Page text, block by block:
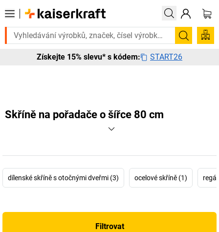
urgentně? Vybrané bestsellery doručíme do 72 hodin. Prohlédněte
Hledání
Získejte 15% slevu* s kódem: START26
Skříně na pořadače o šířce 80 cm
dílenské skříně s otočnými dveřmi (3) ocelové skříně (1)
Filtrovat